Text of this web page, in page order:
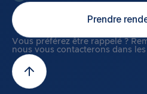
Prendre
Vous préférez être rappelé ?
nous vous contacterons dans